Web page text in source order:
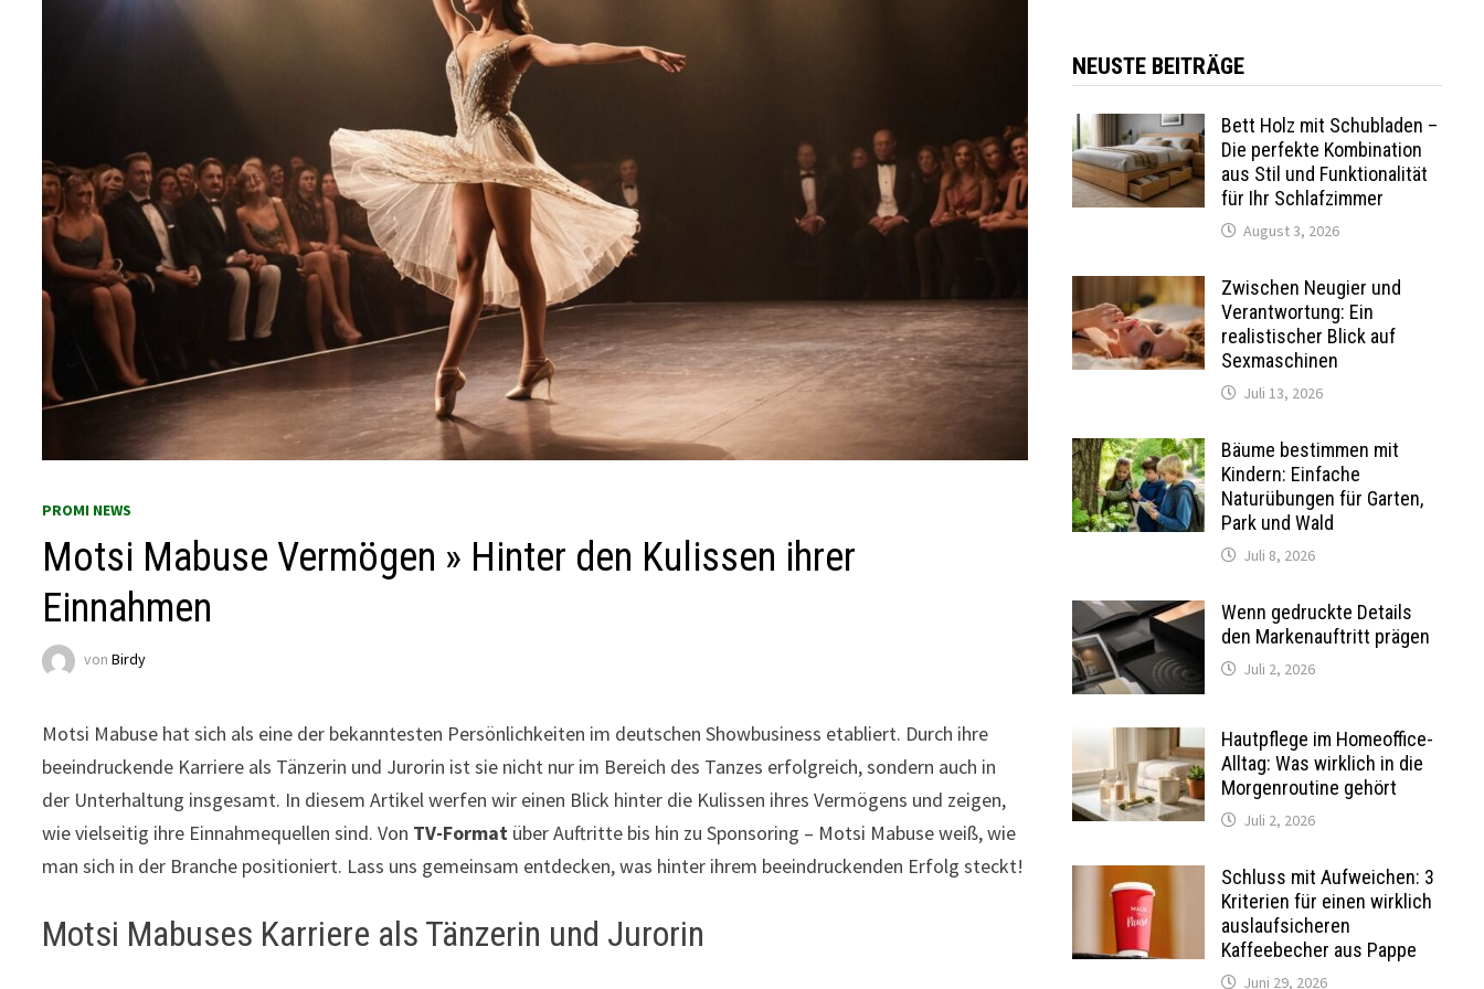
PROMI NEWS
Motsi Mabuse Vermögen » Hinter den Kulissen ihrer
Einnahmen
vonBirdy
Motsi Mabuse hat sich als eine der bekanntesten Persönlichkeiten im deutschen Showbusiness etabliert. Durch ihre
beeindruckende Karriere als Tänzerin und Jurorin ist sie nicht nur im Bereich des Tanzes erfolgreich, sondern auch in
der Unterhaltung insgesamt. In diesem Artikel werfen wir einen Blick hinter die Kulissen ihres Vermögens und zeigen,
wie vielseitig ihre Einnahmequellen sind. Von TV-Format über Auftritte bis hin zu Sponsoring – Motsi Mabuse weiß, wie
man sich in der Branche positioniert. Lass uns gemeinsam entdecken, was hinter ihrem beeindruckenden Erfolg steckt!
Motsi Mabuses Karriere als Tänzerin und Jurorin
NEUSTE BEITRÄGE
Bett Holz mit Schubladen –
Die perfekte Kombination
aus Stil und Funktionalität
für Ihr Schlafzimmer
August 3, 2026
Zwischen Neugier und
Verantwortung: Ein
realistischer Blick auf
Sexmaschinen
Juli 13, 2026
Bäume bestimmen mit
Kindern: Einfache
Naturübungen für Garten,
Park und Wald
Juli 8, 2026
Wenn gedruckte Details
den Markenauftritt prägen
Juli 2, 2026
Hautpflege im Homeoffice-
Alltag: Was wirklich in die
Morgenroutine gehört
Juli 2, 2026
Schluss mit Aufweichen: 3
Kriterien für einen wirklich
auslaufsicheren
Kaffeebecher aus Pappe
Juni 29, 2026